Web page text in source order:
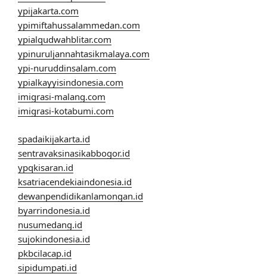
ypijakarta.com
ypimiftahussalammedan.com
ypialqudwahblitar.com
ypinuruljannahtasikmalaya.com
ypi-nuruddinsalam.com
ypialkayyisindonesia.com
imigrasi-malang.com
imigrasi-kotabumi.com
spadaikijakarta.id
sentravaksinasikabbogor.id
ypqkisaran.id
ksatriacendekiaindonesia.id
dewanpendidikanlamongan.id
byarrindonesia.id
nusumedang.id
sujokindonesia.id
pkbcilacap.id
sipidumpati.id